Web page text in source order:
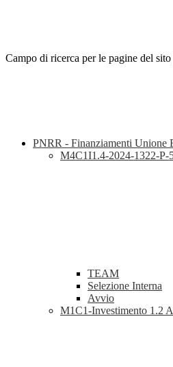
Campo di ricerca per le pagine del sito
PNRR - Finanziamenti Unione
M4C1I1.4-2024-1322-P-
TEAM
Selezione Interna
Avvio
M1C1-Investimento